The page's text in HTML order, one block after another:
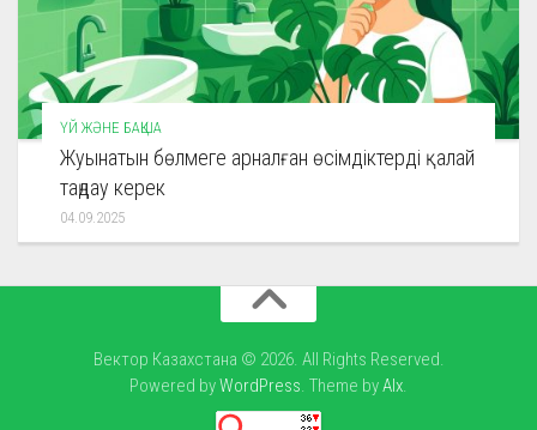
ҮЙ ЖӘНЕ БАҚША
Жуынатын бөлмеге арналған өсімдіктерді қалай
таңдау керек
04.09.2025
Вектор Казахстана © 2026. All Rights Reserved.
Powered byWordPress. Theme byAlx.